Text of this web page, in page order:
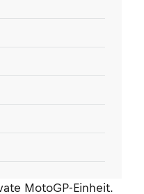
MotoGP-Einheit.